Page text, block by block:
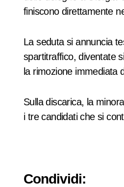
finiscono direttamente
La seduta si annuncia
spartitraffico, diventate
la rimozione immediata
Sulla discarica, la
i tre candidati che si
Condividi: